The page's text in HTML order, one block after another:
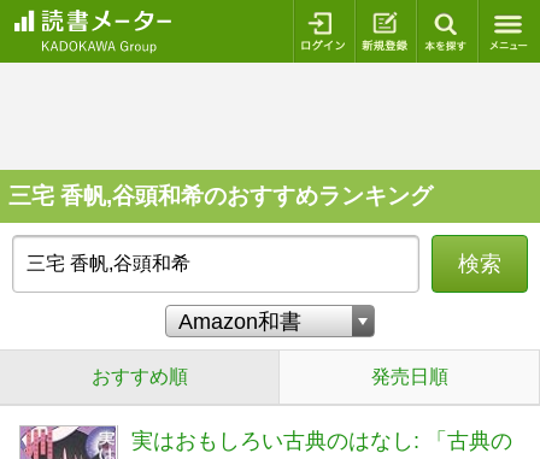
ログイン 新規登録
三宅 香帆,谷頭和希のおすすめランキング
検索
おすすめ順 発売日順
実はおもしろい古典のはなし: 「古典の